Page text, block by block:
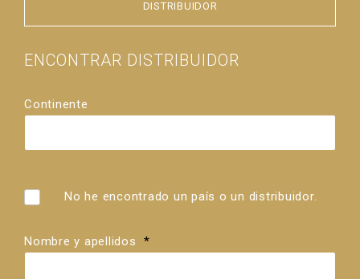
DISTRIBUIDOR
ENCONTRAR DISTRIBUIDOR
Continente
No he encontrado un país o un distribuidor.
Nombre y apellidos *